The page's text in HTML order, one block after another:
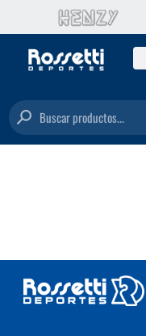
Buscar productos...